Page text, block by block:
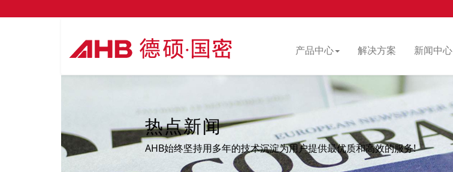
产品中心 解决方案 新闻中心
热点新闻
AHB始终坚持用多年的技术沉淀为用户提供最优质和高效的服务!